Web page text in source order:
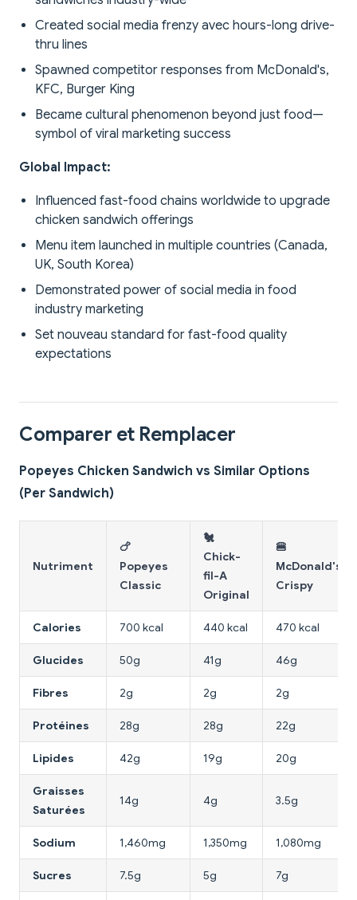
Created social media frenzy avec hours-long drive-
thru lines
Spawned competitor responses from McDonald's,
KFC, Burger King
Became cultural phenomenon beyond just food—
symbol of viral marketing success
Global Impact:
Influenced fast-food chains worldwide to upgrade
chicken sandwich offerings
Menu item launched in multiple countries (Canada,
UK, South Korea)
Demonstrated power of social media in food
industry marketing
Set nouveau standard for fast-food quality
expectations
Comparer et Remplacer
Popeyes Chicken Sandwich vs Similar Options
(Per Sandwich)
Nutriment
🍗
Popeyes
Classic
🐔
Chick-
fil-A
Original
🍔
McDonald's
Crispy
Calories 700 kcal 440 kcal 470 kcal
Glucides 50g 41g 46g
Fibres 2g 2g 2g
Protéines 28g 28g 22g
Lipides 42g 19g 20g
Graisses
Saturées
14g 4g 3.5g
Sodium 1,460mg 1,350mg 1,080mg
Sucres 7.5g 5g 7g